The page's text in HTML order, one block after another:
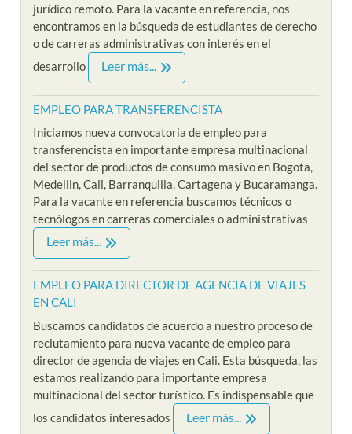
jurídico remoto. Para la vacante en referencia, nos
encontramos en la búsqueda de estudiantes de derecho
o de carreras administrativas con interés en el
desarrollo
Leer más...
EMPLEO PARA TRANSFERENCISTA
Iniciamos nueva convocatoria de empleo para
transferencista en importante empresa multinacional
del sector de productos de consumo masivo en Bogota,
Medellin, Cali, Barranquilla, Cartagena y Bucaramanga.
Para la vacante en referencia buscamos técnicos o
tecnólogos en carreras comerciales o administrativas
Leer más...
EMPLEO PARA DIRECTOR DE AGENCIA DE VIAJES
EN CALI
Buscamos candidatos de acuerdo a nuestro proceso de
reclutamiento para nueva vacante de empleo para
director de agencia de viajes en Cali. Esta búsqueda, las
estamos realizando para importante empresa
multinacional del sector turístico. Es indispensable que
los candidatos interesados
Leer más...